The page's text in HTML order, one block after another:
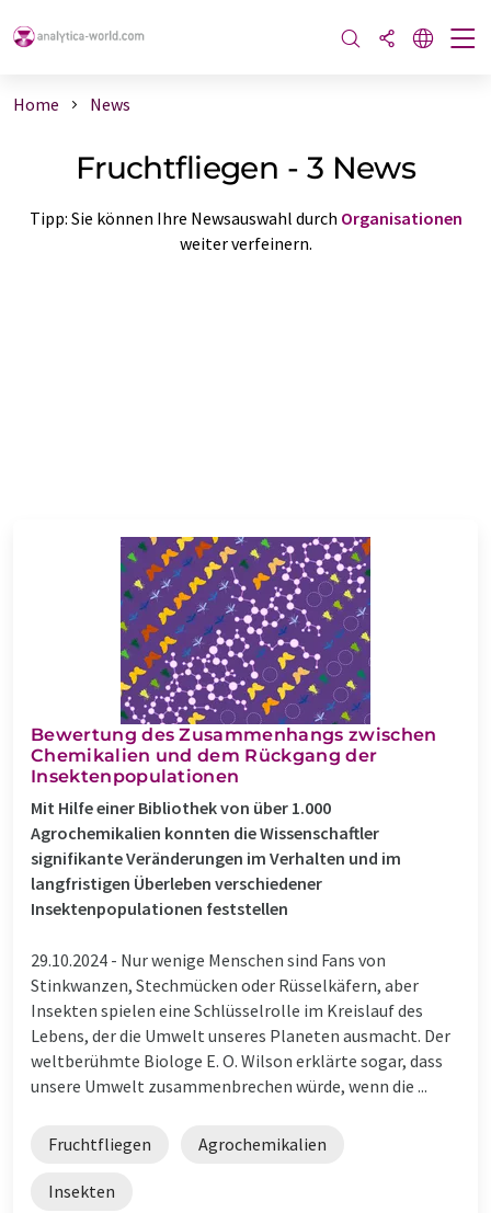
Home News
Fruchtfliegen - 3 News
Tipp: Sie können Ihre Newsauswahl durch Organisationen
weiter verfeinern.
Bewertung des Zusammenhangs zwischen
Chemikalien und dem Rückgang der
Insektenpopulationen
Mit Hilfe einer Bibliothek von über 1.000
Agrochemikalien konnten die Wissenschaftler
signifikante Veränderungen im Verhalten und im
langfristigen Überleben verschiedener
Insektenpopulationen feststellen
29.10.2024 - Nur wenige Menschen sind Fans von
Stinkwanzen, Stechmücken oder Rüsselkäfern, aber
Insekten spielen eine Schlüsselrolle im Kreislauf des
Lebens, der die Umwelt unseres Planeten ausmacht. Der
weltberühmte Biologe E. O. Wilson erklärte sogar, dass
unsere Umwelt zusammenbrechen würde, wenn die ...
Fruchtfliegen Agrochemikalien
Insekten